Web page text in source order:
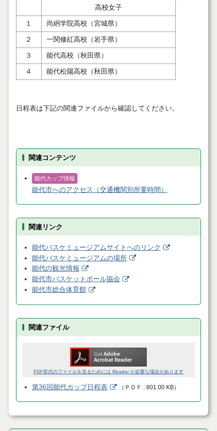
高校女子
１ 尚絅学院高校（宮城県）
２ 一関修紅高校（岩手県）
３ 能代高校（秋田県）
４ 能代松陽高校（秋田県）
日程表は下記の関連ファイルから確認してください。
関連コンテンツ
能代カップ情報
能代市へのアクセス（交通機関別所要時間）
関連リンク
能代バスケミュージアムサイトへのリンク
能代バスケミュージアムの場所
能代の観光情報
能代市バスケットボール協会
能代市総合体育館
関連ファイル
PDF形式のファイルを見るためには Reader が必要な場合があります
第36回能代カップ日程表 （ ＰＤＦ 801.00 KB）